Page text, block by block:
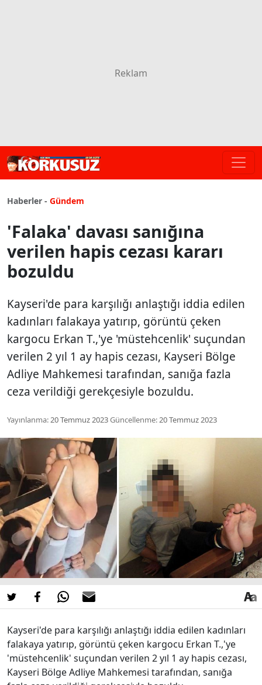
Haberler - Gündem
'Falaka' davası sanığına
verilen hapis cezası kararı
bozuldu
Kayseri'de para karşılığı anlaştığı iddia edilen
kadınları falakaya yatırıp, görüntü çeken
kargocu Erkan T.,'ye 'müstehcenlik' suçundan
verilen 2 yıl 1 ay hapis cezası, Kayseri Bölge
Adliye Mahkemesi tarafından, sanığa fazla
ceza verildiği gerekçesiyle bozuldu.
Yayınlanma:20 Temmuz 2023Güncellenme:20 Temmuz 2023
Kayseri'de para karşılığı anlaştığı iddia edilen kadınları
falakaya yatırıp, görüntü çeken kargocu Erkan T.,'ye
'müstehcenlik' suçundan verilen 2 yıl 1 ay hapis cezası,
Kayseri Bölge Adliye Mahkemesi tarafından, sanığa